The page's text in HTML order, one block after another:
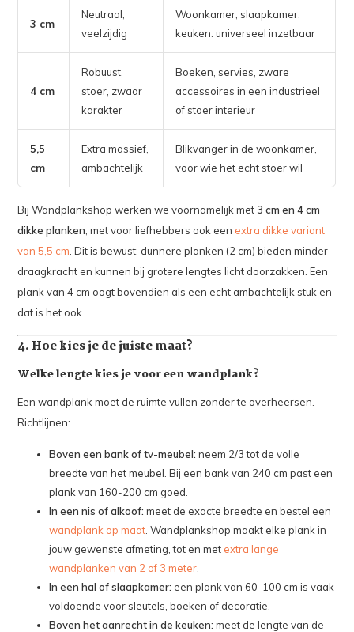
3 cm
Neutraal,
veelzijdig
Woonkamer, slaapkamer,
keuken: universeel inzetbaar
4 cm
Robuust,
stoer, zwaar
karakter
Boeken, servies, zware
accessoires in een industrieel
of stoer interieur
5,5
cm
Extra massief,
ambachtelijk
Blikvanger in de woonkamer,
voor wie het echt stoer wil
Bij Wandplankshop werken we voornamelijk met 3 cm en 4 cm
dikke planken , met voor liefhebbers ook een extra dikke variant
van 5,5 cm . Dit is bewust: dunnere planken (2 cm) bieden minder
draagkracht en kunnen bij grotere lengtes licht doorzakken. Een
plank van 4 cm oogt bovendien als een echt ambachtelijk stuk en
dat is het ook.
4. Hoe kies je de juiste maat?
Welke lengte kies je voor een wandplank?
Een wandplank moet de ruimte vullen zonder te overheersen.
Richtlijnen:
Boven een bank of tv-meubel: neem 2/3 tot de volle
breedte van het meubel. Bij een bank van 240 cm past een
plank van 160-200 cm goed.
In een nis of alkoof: meet de exacte breedte en bestel een
wandplank op maat . Wandplankshop maakt elke plank in
jouw gewenste afmeting, tot en met extra lange
wandplanken van 2 of 3 meter
In een hal of slaapkamer: een plank van 60-100 cm is vaak
voldoende voor sleutels, boeken of decoratie.
Boven het aanrecht in de keuken: meet de lengte van de